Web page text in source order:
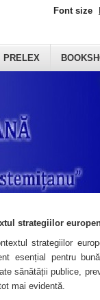
PRELEX
Font size
strategiilor
strategiilor
esențial pentru
sănătății publice,
mai evidentă.